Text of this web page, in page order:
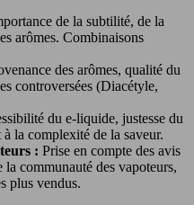
de la subtilité, de la
arômes. Combinaisons
des arômes, qualité du
controversées (Diacétyle,
du e-liquide, justesse du
la complexité de la saveur.
: Prise en compte des avis
la communauté des vapoteurs,
plus vendus.